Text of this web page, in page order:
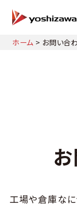
ホーム > お問い合
工場や倉庫なに